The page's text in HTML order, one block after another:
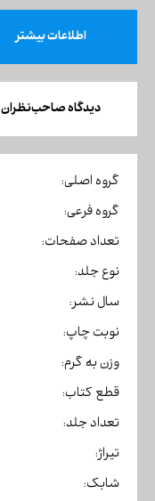
اطلاعات بیشتر
دیدگاه صاحب‌نظران
گروه اصلی:
گروه فرعی:
تعداد صفحات:
نوع جلد:
سال نشر:
نوبت چاپ:
وزن به گرم:
قطع کتاب:
تعداد جلد:
تیراژ:
شابک: